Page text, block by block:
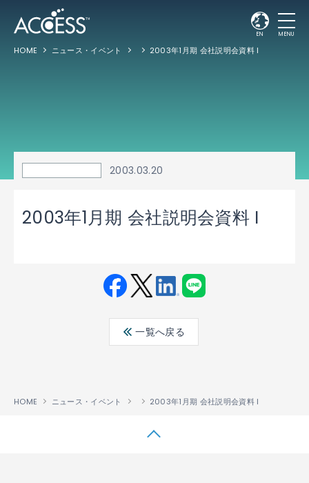
EN MENU
HOME ニュース・イベント 2003年1月期 会社説明会資料 I
2003.03.20
2003年1月期 会社説明会資料 I
ebo ter
edin
一覧へ戻る
HOME ニュース・イベント 2003年1月期 会社説明会資料 I